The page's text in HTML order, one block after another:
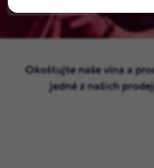
Okoštujte naše vína a
jedné z našich